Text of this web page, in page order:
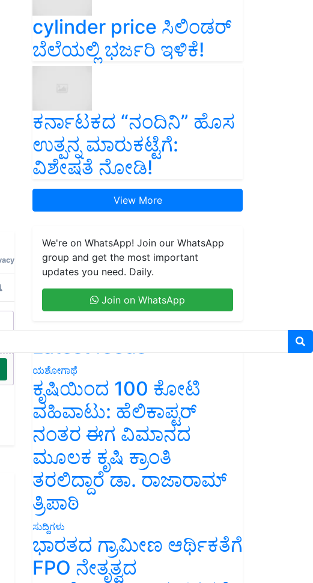
cylinder price ಸಿಲಿಂಡರ್‌
ಬೆಲೆಯಲ್ಲಿ ಭರ್ಜರಿ ಇಳಿಕೆ!
ಕರ್ನಾಟಕದ “ನಂದಿನಿ” ಹೊಸ
ಉತ್ಪನ್ನ ಮಾರುಕಟ್ಟೆಗೆ:
ವಿಶೇಷತೆ ನೋಡಿ!
View More
We're on WhatsApp! Join our WhatsApp
group and get the most important
updates you need. Daily.
Join on WhatsApp
Latest feeds
ಯಶೋಗಾಥೆ
ಕೃಷಿಯಿಂದ 100 ಕೋಟಿ
ವಹಿವಾಟು: ಹೆಲಿಕಾಪ್ಟರ್
ನಂತರ ಈಗ ವಿಮಾನದ
ಮೂಲಕ ಕೃಷಿ ಕ್ರಾಂತಿ
ತರಲಿದ್ದಾರೆ ಡಾ. ರಾಜಾರಾಮ್
ತ್ರಿಪಾಠಿ
ಸುದ್ದಿಗಳು
ಭಾರತದ ಗ್ರಾಮೀಣ ಆರ್ಥಿಕತೆಗೆ
FPO ನೇತೃತ್ವದ